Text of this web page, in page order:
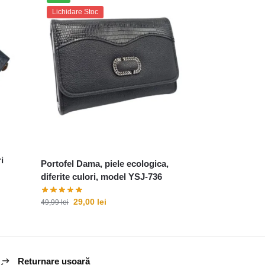
Lichidare Stoc
Portofel Dama, piele ecologica,
diferite culori, model YSJ-736
49,99lei 29,00 lei
Returnare ușoară